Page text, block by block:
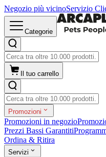
Negozio più vicinoServizio
Categorie
Il tuo carrello
Promozioni
Promozioni in negozio
Prezzi Bassi Garantiti
Ordina & Ritira
Servizi